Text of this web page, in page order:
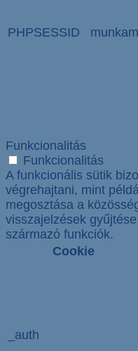
PHPSESSID
Funkcionalitás
Funkcionalitás
A funkcionális sütik
végrehajtani, mint
megosztása a
visszajelzések
származó funkciók.
Cookie
_auth